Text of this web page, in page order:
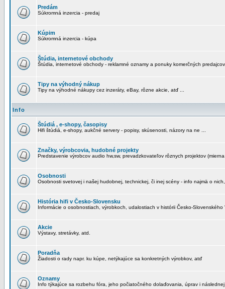
Predám
Súkromná inzercia - predaj
Kúpim
Súkromná inzercia - kúpa
Štúdia, internetové obchody
Štúdia, internetové obchody - reklamné oznamy a ponuky komerčných predajcov
Tipy na výhodný nákup
Tipy na výhodné nákupy cez inzeráty, eBay, rôzne akcie, atď ...
Info
Štúdiá , e-shopy, časopisy
Hifi štúdiá, e-shopy, aukčné servery - popisy, skúsenosti, názory na ne ...
Značky, výrobcovia, hudobné projekty
Predstavenie výrobcov audio hw,sw, prevadzkovateľov rôznych projektov
Osobnosti
Osobnosti svetovej i našej hudobnej, technickej, či inej scény - info najmä o
História hifi v Česko-Slovensku
Informácie o osobnostiach, výrobkoch, udalostiach v histórii Česko-Slovenského
Akcie
Výstavy, stretávky, atd.
Poradňa
Žiadosti o rady napr. ku kúpe, netýkajúce sa konkretných výrobkov, atď
Oznamy
Info týkajúce sa rozbehu fóra, jeho počiatočného dolaďovania, úprav i